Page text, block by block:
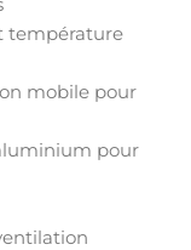
température
mobile pour
pour